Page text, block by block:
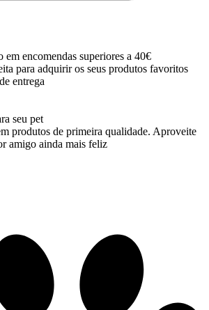
encomendas superiores a 40€
para adquirir os seus produtos favoritos
entrega
seu pet
produtos de primeira qualidade. Aproveite
amigo ainda mais feliz